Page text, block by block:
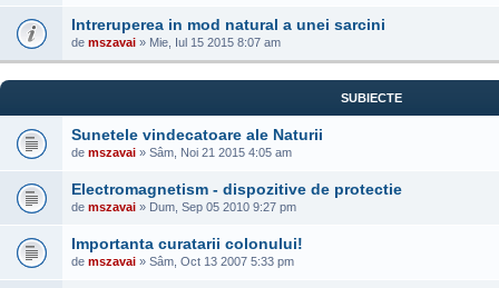
Intreruperea in mod natural a unei sarcini
de mszavai » Mie, Iul 15 2015 8:07 am
SUBIECTE
Sunetele vindecatoare ale Naturii
de mszavai » Sâm, Noi 21 2015 4:05 am
Electromagnetism - dispozitive de protectie
de mszavai » Dum, Sep 05 2010 9:27 pm
Importanta curatarii colonului!
de mszavai » Sâm, Oct 13 2007 5:33 pm